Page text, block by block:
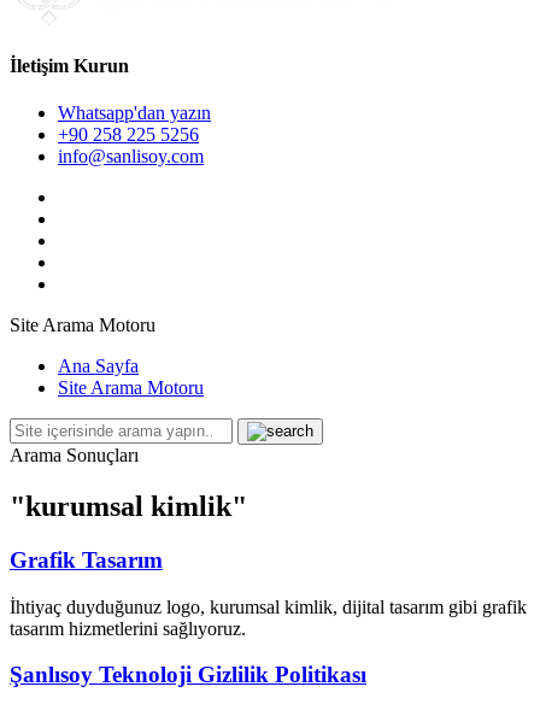
İletişim Kurun
Whatsapp'dan yazın
+90 258 225 5256
info@sanlisoy.com
Site Arama Motoru
Ana Sayfa
Site Arama Motoru
Arama Sonuçları
"kurumsal kimlik"
Grafik Tasarım
İhtiyaç duyduğunuz logo, kurumsal kimlik, dijital tasarım gibi grafik
tasarım hizmetlerini sağlıyoruz.
Şanlısoy Teknoloji Gizlilik Politikası